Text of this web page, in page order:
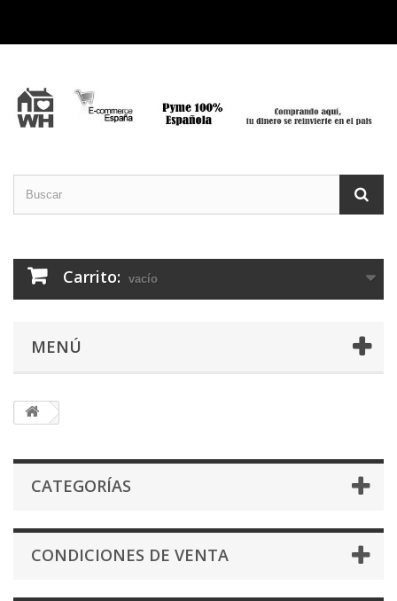
Carrito: vacío
MENÚ
CATEGORÍAS
CONDICIONES DE VENTA